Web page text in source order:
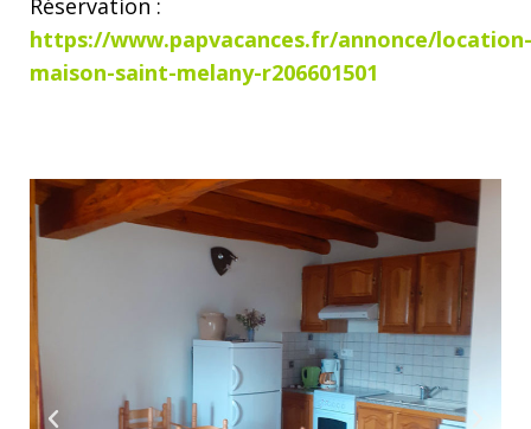
https://www.papvacances.fr/annonce/location-
maison-saint-melany-r206601501